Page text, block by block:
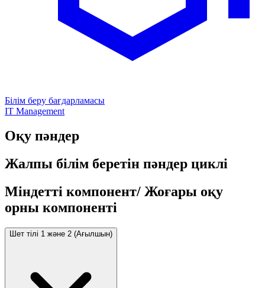
Білім беру бағдарламасы
IT Management
Оқу пәндер
Жалпы білім беретін пәндер циклі
Міндетті компонент/ Жоғары оқу
орны компоненті
Шет тілі 1 және 2 (Ағылшын)